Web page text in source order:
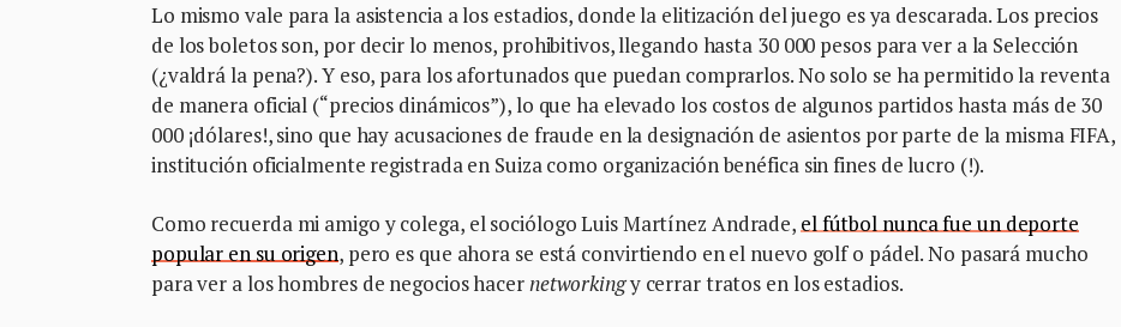
Lo mismo vale para la asistencia a los estadios, donde la elitización del juego es ya descarada. Los precios
de los boletos son, por decir lo menos, prohibitivos, llegando hasta 30 000 pesos para ver a la Selección
(¿valdrá la pena?). Y eso, para los afortunados que puedan comprarlos. No solo se ha permitido la reventa
de manera oficial (“precios dinámicos”), lo que ha elevado los costos de algunos partidos hasta más de 30
000 ¡dólares!, sino que hay acusaciones de fraude en la designación de asientos por parte de la misma FIFA,
institución oficialmente registrada en Suiza como organización benéfica sin fines de lucro (!).
Como recuerda mi amigo y colega, el sociólogo Luis Martínez Andrade,el fútbol nunca fue un deporte
popular en su origen, pero es que ahora se está convirtiendo en el nuevo golf o pádel. No pasará mucho
para ver a los hombres de negocios hacernetworkingy cerrar tratos en los estadios.